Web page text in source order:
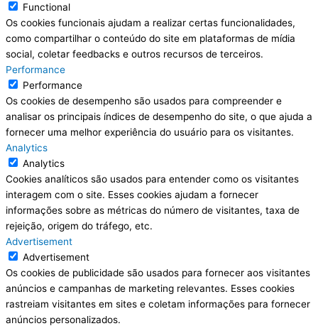
Functional
Os cookies funcionais ajudam a realizar certas funcionalidades,
como compartilhar o conteúdo do site em plataformas de mídia
social, coletar feedbacks e outros recursos de terceiros.
Performance
Performance
Os cookies de desempenho são usados para compreender e
analisar os principais índices de desempenho do site, o que ajuda a
fornecer uma melhor experiência do usuário para os visitantes.
Analytics
Analytics
Cookies analíticos são usados para entender como os visitantes
interagem com o site. Esses cookies ajudam a fornecer
informações sobre as métricas do número de visitantes, taxa de
rejeição, origem do tráfego, etc.
Advertisement
Advertisement
Os cookies de publicidade são usados para fornecer aos visitantes
anúncios e campanhas de marketing relevantes. Esses cookies
rastreiam visitantes em sites e coletam informações para fornecer
anúncios personalizados.